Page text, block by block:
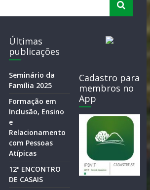
Últimas
publicações
Seminário da
Família 2025
Formação em
Inclusão, Ensino
e
Relacionamento
com Pessoas
Atípicas
12º ENCONTRO
DE CASAIS
Cadastro para
membros no
App